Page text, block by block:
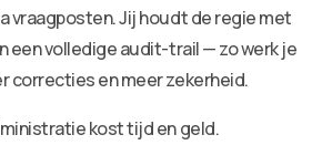
vraagposten. Jij houdt de regie met
een volledige audit-trail — zo werk je
correcties en meer zekerheid.
kost tijd en geld.